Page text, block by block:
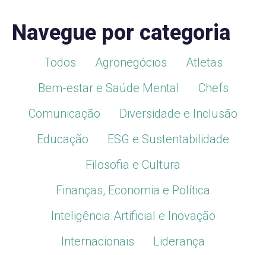
Navegue por categoria
Todos Agronegócios
Atletas
Bem-estar e Saúde Mental
Chefs
Comunicação
Diversidade e Inclusão
Educação
ESG e Sustentabilidade
Filosofia e Cultura
Finanças, Economia e Política
Inteligência Artificial e Inovação
Internacionais
Liderança